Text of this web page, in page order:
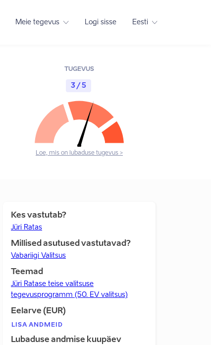
Meie tegevus Logi sisse Eesti
TUGEVUS
3 / 5
Loe, mis on lubaduse tugevus >
Kes vastutab?
Jüri Ratas
Millised asutused vastutavad?
Vabariigi Valitsus
Teemad
Jüri Ratase teise valitsuse
tegevusprogramm (50. EV valitsus)
Eelarve (EUR)
LISA ANDMEID
Lubaduse andmise kuupäev